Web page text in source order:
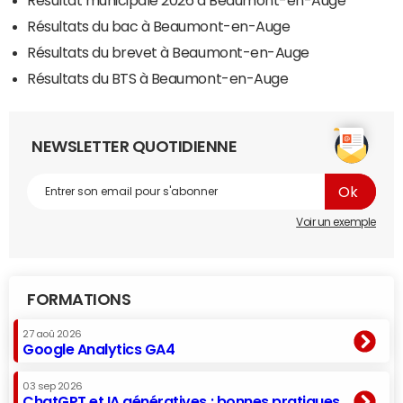
Résultats du bac à Beaumont-en-Auge
Résultats du brevet à Beaumont-en-Auge
Résultats du BTS à Beaumont-en-Auge
NEWSLETTER QUOTIDIENNE
Voir un exemple
FORMATIONS
27 aoû 2026
Google Analytics GA4
03 sep 2026